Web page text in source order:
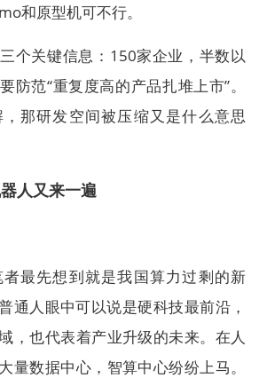
和原型机可不行。
个关键信息：150家企业，半数以
防范“重复度高的产品扎堆上市”。
那研发空间被压缩又是什么意思
人又来一遍
最先想到就是我国算力过剩的新
通人眼中可以说是硬科技最前沿，
，也代表着产业升级的未来。在人
量数据中心，智算中心纷纷上马。